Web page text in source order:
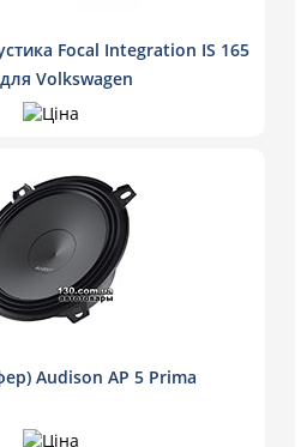
Focal Integration IS 165
Volkswagen
Audison AP 5 Prima